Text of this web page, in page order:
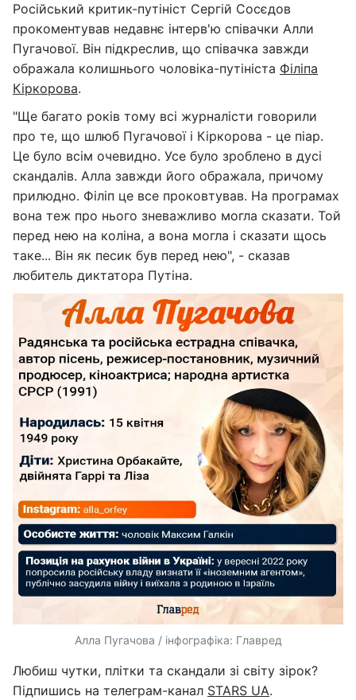
Російський критик-путініст Сергій Сосєдов
прокоментував недавнє інтерв'ю співачки Алли
Пугачової. Він підкреслив, що співачка завжди
ображала колишнього чоловіка-путініста Філіпа
Кіркорова.
"Ще багато років тому всі журналісти говорили
про те, що шлюб Пугачової і Кіркорова - це піар.
Це було всім очевидно. Усе було зроблено в дусі
скандалів. Алла завжди його ображала, причому
прилюдно. Філіп це все проковтував. На програмах
вона теж про нього зневажливо могла сказати. Той
перед нею на коліна, а вона могла і сказати щось
таке... Він як песик був перед нею", - сказав
любитель диктатора Путіна.
Алла Пугачова / інфографіка: Главред
Любиш чутки, плітки та скандали зі світу зірок?
Підпишись на телеграм-канал STARS UA.